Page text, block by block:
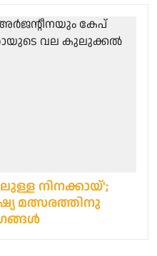
നിനക്കായ്';
മത്സരത്തിനു